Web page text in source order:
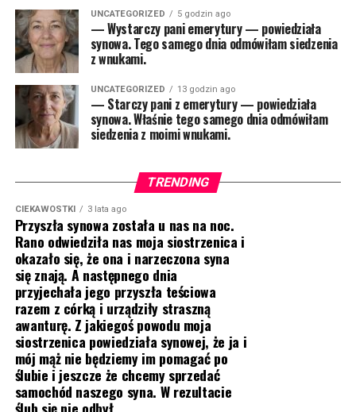
UNCATEGORIZED 5 godzin ago
— Wystarczy pani emerytury — powiedziała
synowa. Tego samego dnia odmówiłam siedzenia
z wnukami.
UNCATEGORIZED 13 godzin ago
— Starczy pani z emerytury — powiedziała
synowa. Właśnie tego samego dnia odmówiłam
siedzenia z moimi wnukami.
TRENDING
CIEKAWOSTKI 3 lata ago
Przyszła synowa została u nas na noc.
Rano odwiedziła nas moja siostrzenica i
okazało się, że ona i narzeczona syna
się znają. A następnego dnia
przyjechała jego przyszła teściowa
razem z córką i urządziły straszną
awanturę. Z jakiegoś powodu moja
siostrzenica powiedziała synowej, że ja i
mój mąż nie będziemy im pomagać po
ślubie i jeszcze że chcemy sprzedać
samochód naszego syna. W rezultacie